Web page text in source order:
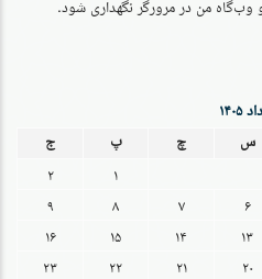
وب‌گاه من در مرورگر نگهداری شود.
۱۴۰۵
س چ پ
ج
۱
۲
۶ ۷ ۸
۹
۱۳ ۱۴ ۱۵
۱۶
۲۰ ۲۱ ۲۲
۲۳